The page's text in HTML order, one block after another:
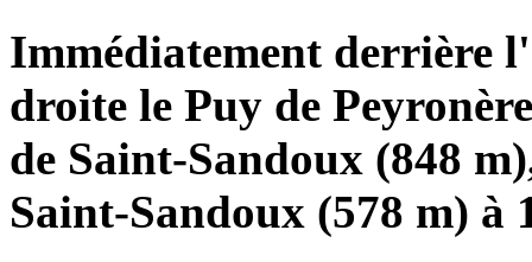
Immédiatement derrière
droite le Puy de
de Saint-Sandoux (848
Saint-Sandoux (578 m) à